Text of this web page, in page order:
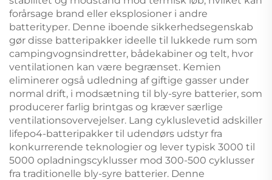
forårsage brand eller eksplosioner i andre
batterityper. Denne iboende sikkerhedsegenskab
gør disse batteripakker ideelle til lukkede rum som
campingvognsindretter, bådekabiner og telt, hvor
ventilationen kan være begrænset. Kemien
eliminerer også udledning af giftige gasser under
normal drift, i modsætning til bly-syre batterier, som
producerer farlig brintgas og kræver særlige
ventilationsovervejelser. Lang cykluslevetid adskiller
lifepo4-batteripakker til udendørs udstyr fra
konkurrerende teknologier og lever typisk 3000 til
5000 opladningscyklusser mod 300-500 cyklusser
fra traditionelle bly-syre batterier. Denne